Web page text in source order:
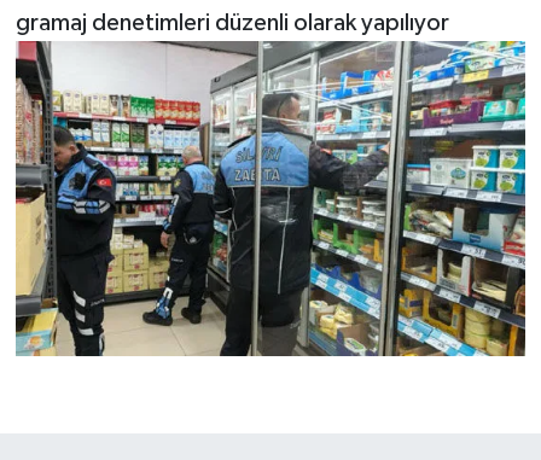
gramaj denetimleri düzenli olarak yapılıyor